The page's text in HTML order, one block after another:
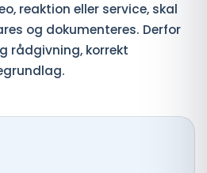
reaktion eller service, skal
og dokumenteres. Derfor
rådgivning, korrekt